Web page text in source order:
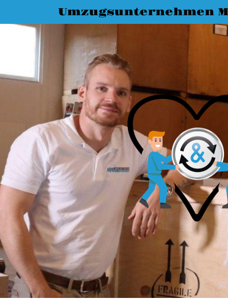
Umzugsunternehmen